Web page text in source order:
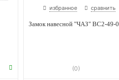
избранное сравнить
Замок навесной "ЧАЗ" ВС2-49-
(0)